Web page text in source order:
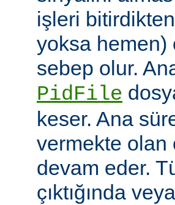
işleri
yoksa hemen)
sebep olur.
PidFile
keser. Ana
vermekte olan
devam eder.
çıktığında veya